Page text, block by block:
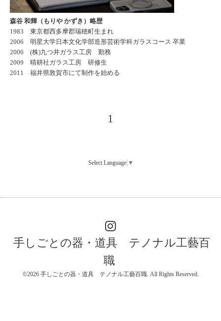
森谷 和輝（もりや かずき）略歴
1983 東京都西多摩郡瑞穂町生まれ
2006 明星大学日本文化学部造形芸術学科ガラスコース 卒業
2006 (株)九つ井ガラス工房 勤務
2009 晴耕社ガラス工房 研修生
2011 福井県敦賀市にて制作を始める
1
Select Language ▼
手しごとの器・道具 テノナル工藝百
職
©2026 手しごとの器・道具 テノナル工藝百職. All Rights Reserved.